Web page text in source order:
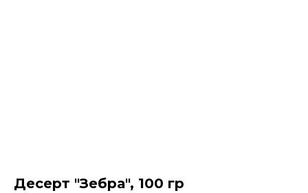
Десерт "Зебра", 100 гр